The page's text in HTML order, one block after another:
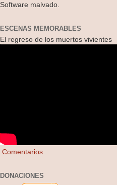
Software malvado.
ESCENAS MEMORABLES
El regreso de los muertos vivientes
Comentarios
DONACIONES